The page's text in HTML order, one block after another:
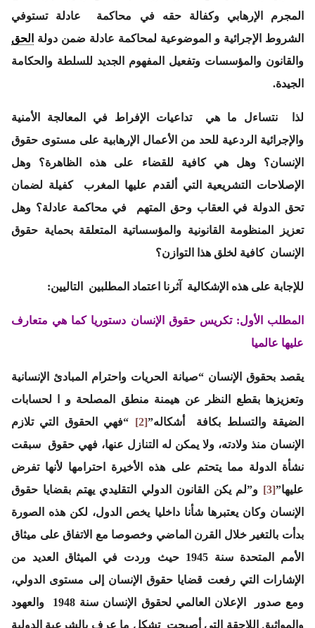
المجرم الإرهابي وكفالة حقه في محاكمة عادلة تستوفي
الشروط الإجرائية و الموضوعية لمحاكمة عادلة ضمن دولة
الحق
والقانون والمؤسسات وتفعيل المفهوم الجديد للسلطة والحكامة
الجيدة.
لذا نتساءل ما هي تداعيات الإفراط في المعالجة الأمنية
والإجرائية الردعية للحد من الأعمال الإرهابية على مستوى حقوق
الإنسان؟ وهل هي كافية للقضاء على هذه الظاهرة؟ وهل
الإصلاحات التشريعية التي ألقدم عليها المغرب كفيلة لضمان
تحق الدولة في العقاب وحق المتهم في محاكمة عادلة؟ وهل
تعزيز المنظومة القانونية والمؤسساتية المتعلقة بحماية حقوق
الإنسان كافية لخلق هذا التوازن؟
للإجابة على هذه الإشكالية آثرنا اعتماد المطلبين التاليين:
المطلب الأول: تكريس حقوق الإنسان دستوريا كما هي متعارف
عليها عالميا
يقصد بحقوق الإنسان “صيانة الحريات واحترام المبادئ الإنسانية
وتعزيزها بقطع النظر عن هيمنة منطق المصلحة و ا لحسابات
الضيقة والتسلط بكافة أشكاله”[2]
“فهي الحقوق التي تلازم
الإنسان منذ ولادته، ولا يمكن له التنازل عنها، فهي حقوق سبقت
نشأة الدولة مما يتحتم على هذه الأخيرة احترامها لأنها تفرض
عليها”[3]
و”لم يكن القانون الدولي التقليدي يهتم بقضايا حقوق
الإنسان وكان يعتبرها شأنا داخليا يخص الدول، لكن هذه الصورة
بدأت بالتغير خلال القرن الماضي وخصوصا مع الاتفاق على ميثاق
الأمم المتحدة سنة 1945 حيث وردت في الميثاق العديد من
الإشارات التي رفعت قضايا حقوق الإنسان إلى مستوى الدولي،
ومع صدور الإعلان العالمي لحقوق الإنسان سنة 1948 والعهود
والمواثيق اللاحقة التي أصبحت تشكل ما عرف بالشرعية الدولية